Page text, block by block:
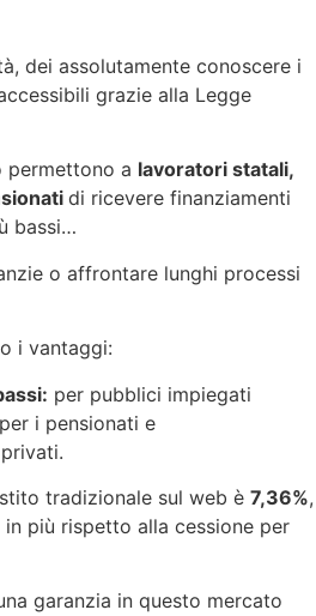
dei assolutamente conoscere i
grazie alla Legge
permettono a lavoratori statali,
di ricevere finanziamenti
bassi…
o affrontare lunghi processi
i vantaggi:
per pubblici impiegati
per i pensionati e
tradizionale sul web è 7,36%,
in più rispetto alla cessione per
garanzia in questo mercato